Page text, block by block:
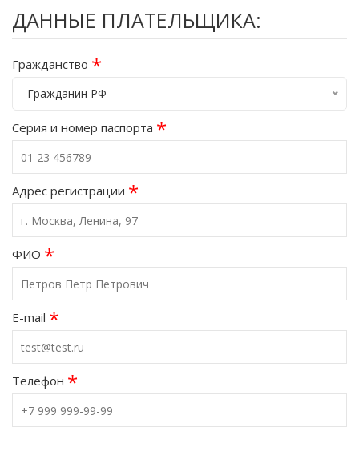
ДАННЫЕ ПЛАТЕЛЬЩИКА:
Гражданство *
Гражданин РФ
Серия и номер паспорта *
Адрес регистрации *
ФИО *
E-mail *
Телефон *